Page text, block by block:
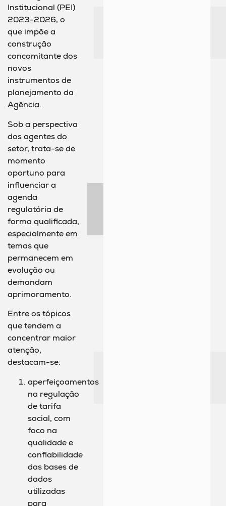
Institucional (PEI)
2023-2026, o
que impõe a
construção
concomitante dos
novos
instrumentos de
planejamento da
Agência.
Sob a perspectiva
dos agentes do
setor, trata-se de
momento
oportuno para
influenciar a
agenda
regulatória de
forma qualificada,
especialmente em
temas que
permanecem em
evolução ou
demandam
aprimoramento.
Entre os tópicos
que tendem a
concentrar maior
atenção,
destacam-se:
aperfeiçoamentos
na regulação
de tarifa
social, com
foco na
qualidade e
confiabilidade
das bases de
dados
utilizadas
para